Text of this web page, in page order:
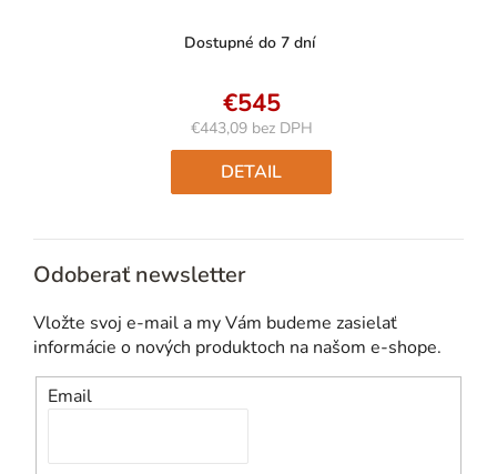
Dostupné do 7 dní
€545
€443,09 bez DPH
Jednotková
cena:
DETAIL
Odoberať newsletter
Vložte svoj e-mail a my Vám budeme zasielať
informácie o nových produktoch na našom e-shope.
Email